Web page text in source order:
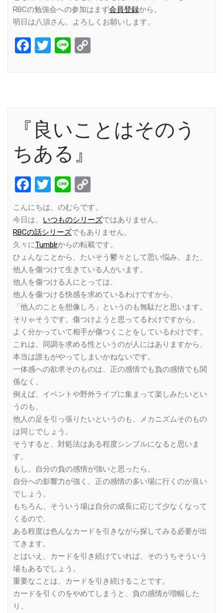
RBCの勉強会への参加はまず会員登録から。
明日は八須さん、よろしくお願いします。
Facebook
Twitter
Line
『良いことはそのう
ちある』
Facebook
Twitter
Line
Link
こんにちは。のむらです。
今日は、 いつものシリーズではありません。
RBCの話シリーズでもありません。
久々にTumblrからの転載です。
ひょんなことから、たいそう鬱々として思い悩み、また、
他人を傷つけて生きている人がいます。
他人を傷つける人にとっては、
他人を傷つける快感を求めているわけですから、
「他人のことを想像しろ」というのも無駄だと思います。
そりゃそうです。傷つけようと思ってるわけですから。
よく分かっていて相手が傷つくことをしているわけです。
これは、同調を求める性というのが人にはありますから、
本当は誰もがやってしまいかねないです。
一体感への欲求そのものは、正の感情でも負の感情でも関
係なく、
例えば、イベントや野外ライブに集まって楽しみたいとい
うのも、
他人の足を引っ張りたいというのも、メカニズムそのもの
は同じでしょう。
そうすると、対処法はある程度シンプルになると思いま
す。
もし、自分の負の感情が強いと思ったら、
自分への影響力が強く、正の感情の多い場に行くのが良い
でしょう。
もちろん、そういう場は自分の成長に応じて少なくなって
くるので、
ある程度は色んなカードを引きながら探してみる必要が出
てきます。
とはいえ、カードを引き続けていれば、そのうちそういう
場もあるでしょう。
重要なことは、カードを引き続けることです。
カードを引くのをやめてしまうと、負の感情が増幅した
り、